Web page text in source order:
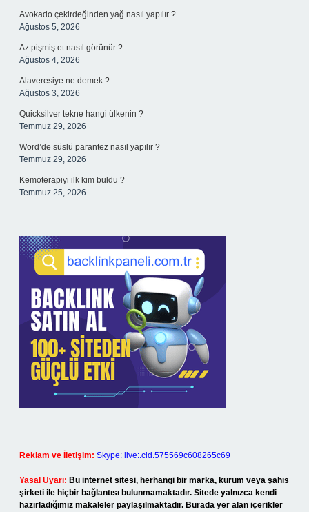
Avokado çekirdeğinden yağ nasıl yapılır ?
Ağustos 5, 2026
Az pişmiş et nasıl görünür ?
Ağustos 4, 2026
Alaveresiye ne demek ?
Ağustos 3, 2026
Quicksilver tekne hangi ülkenin ?
Temmuz 29, 2026
Word’de süslü parantez nasıl yapılır ?
Temmuz 29, 2026
Kemoterapiyi ilk kim buldu ?
Temmuz 25, 2026
Reklam ve İletişim: Skype: live:.cid.575569c608265c69
Yasal Uyarı: Bu internet sitesi, herhangi bir marka, kurum veya şahıs
şirketi ile hiçbir bağlantısı bulunmamaktadır. Sitede yalnızca kendi
hazırladığımız makaleler paylaşılmaktadır. Burada yer alan içerikler